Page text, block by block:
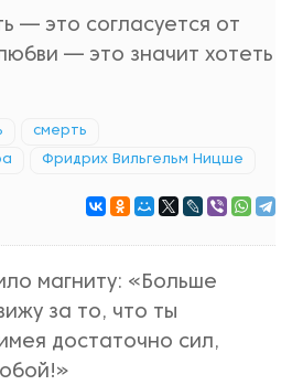
— это согласуется от
— это значит хотеть
смерть
Фридрих Вильгельм Ницше
магниту: «Больше
за то, что ты
достаточно сил,